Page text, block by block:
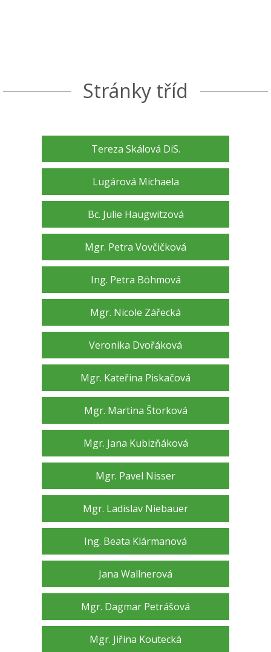
Stránky tříd
Tereza Skálová DiS.
Lugárová Michaela
Bc. Julie Haugwitzová
Mgr. Petra Vovčičková
Ing. Petra Böhmová
Mgr. Nicole Zářecká
Veronika Dvořáková
Mgr. Kateřina Piskačová
Mgr. Martina Štorková
Mgr. Jana Kubizňáková
Mgr. Pavel Nisser
Mgr. Ladislav Niebauer
Ing. Beata Klármanová
Jana Wallnerová
Mgr. Dagmar Petrášová
Mgr. Jiřina Koutecká